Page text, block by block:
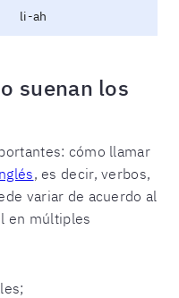
li-ah
suenan los
cómo llamar
, es decir, verbos,
variar de acuerdo al
en múltiples